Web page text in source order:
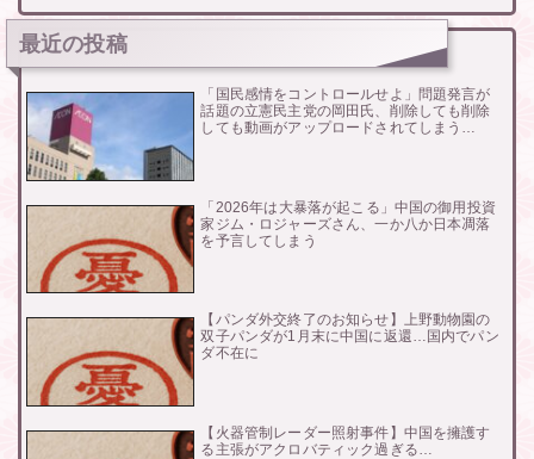
最近の投稿
「国民感情をコントロールせよ」問題発言が
話題の立憲民主党の岡田氏、削除しても削除
しても動画がアップロードされてしまう…
「2026年は大暴落が起こる」中国の御用投資
家ジム・ロジャーズさん、一か八か日本凋落
を予言してしまう
【パンダ外交終了のお知らせ】上野動物園の
双子パンダが1月末に中国に返還…国内でパン
ダ不在に
【火器管制レーダー照射事件】中国を擁護す
る主張がアクロバティック過ぎる…